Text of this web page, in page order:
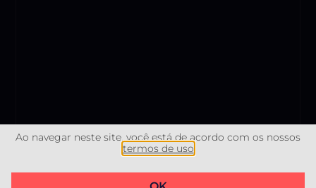
@2023 RM Imóveis Litoral CNPJ 46.283.093/0001-00 –
Ao navegar neste site, você está de acordo com os nossos
termos de uso​